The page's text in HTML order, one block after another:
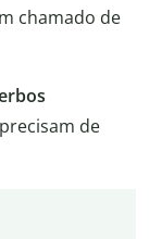
chamado de
de